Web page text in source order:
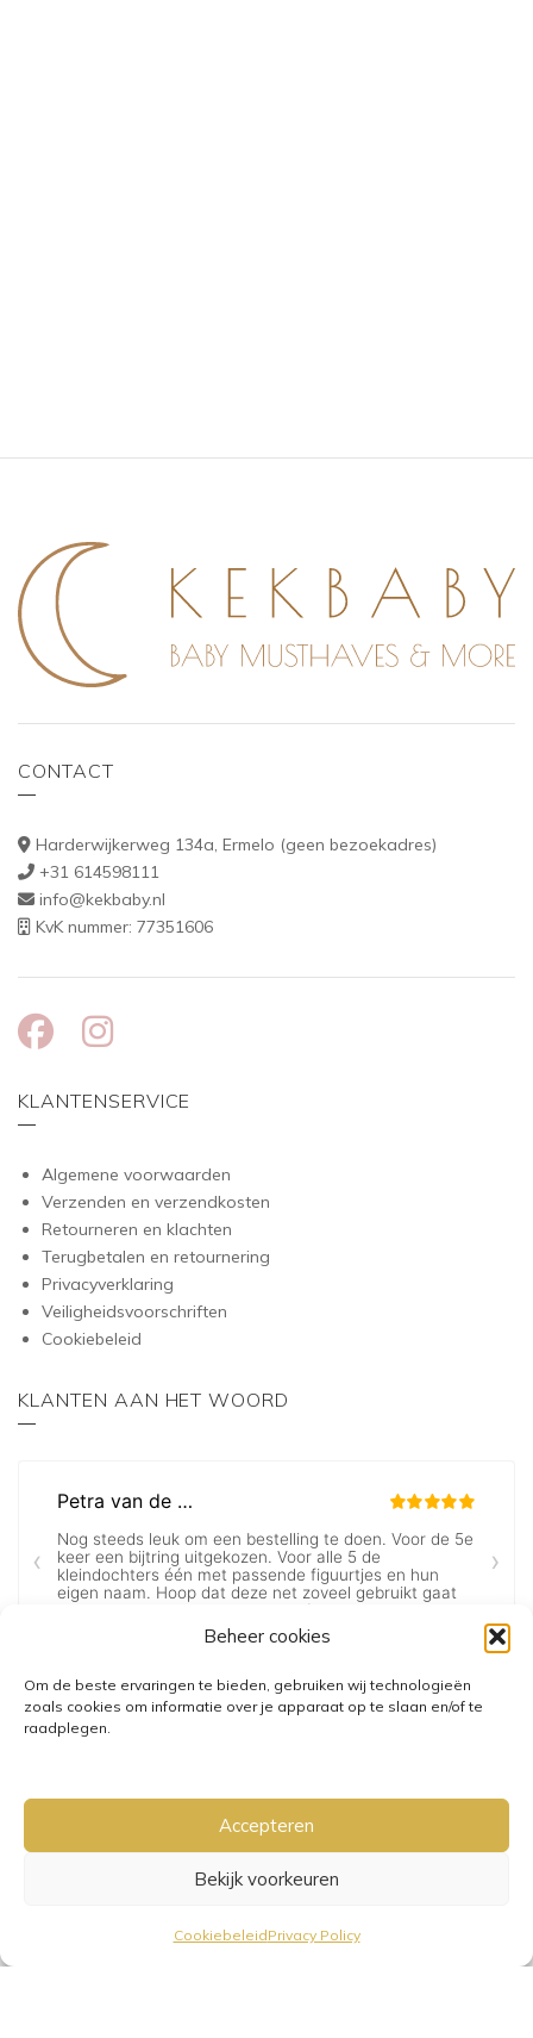
Beheer cookies
Om de beste ervaringen te bieden, gebruiken wij technologieën
zoals cookies om informatie over je apparaat op te slaan en/of te
raadplegen.
Accepteren
Bekijk voorkeuren
CookiebeleidPrivacy Policy
CONTACT
Harderwijkerweg 134a, Ermelo (geen bezoekadres)
+31 614598111
info@kekbaby.nl
KvK nummer: 77351606
KLANTENSERVICE
Algemene voorwaarden
Verzenden en verzendkosten
Retourneren en klachten
Terugbetalen en retournering
Privacyverklaring
Veiligheidsvoorschriften
Cookiebeleid
KLANTEN AAN HET WOORD
GRATIS VERZENDING VANAF €25,-• VERZENDKOSTEN NL €3,95-